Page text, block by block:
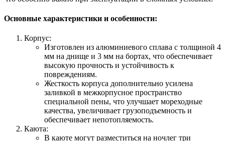
Основные характеристики и особенности:
Корпус:
Изготовлен из алюминиевого сплава с толщиной 4
мм на днище и 3 мм на бортах, что обеспечивает
высокую прочность и устойчивость к
повреждениям.
Жесткость корпуса дополнительно усилена
заливкой в межкорпусное пространство
специальной пены, что улучшает мореходные
качества, увеличивает грузоподъемность и
обеспечивает непотопляемость.
Каюта:
В каюте могут разместиться на ночлег три